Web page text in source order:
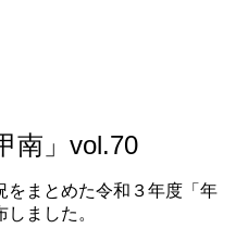
南」vol.70
をまとめた令和３年度「年
ました。